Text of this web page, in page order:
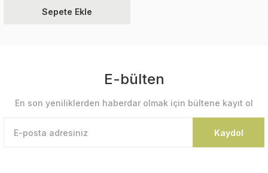
Sepete Ekle
E-bülten
En son yeniliklerden haberdar olmak için bültene kayıt ol
Kaydol